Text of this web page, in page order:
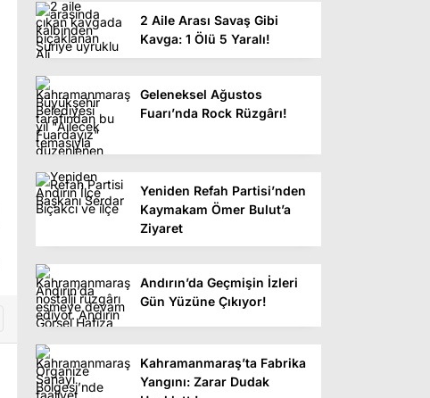
2 Aile Arası Savaş Gibi
Kavga: 1 Ölü 5 Yaralı!
Geleneksel Ağustos
Fuarı’nda Rock Rüzgârı!
Yeniden Refah Partisi’nden
Kaymakam Ömer Bulut’a
Ziyaret
Andırın’da Geçmişin İzleri
Gün Yüzüne Çıkıyor!
Kahramanmaraş’ta Fabrika
Yangını: Zarar Dudak